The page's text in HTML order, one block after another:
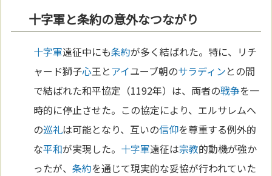
十字軍と条約の意外なつながり
十字軍遠征中にも条約が多く結ばれた。特に、リチ
ャード獅子心王とアイユーブ朝のサラディンとの間
で結ばれた和平協定（1192年）は、両者の戦争を一
時的に停止させた。この協定により、エルサレムへ
の巡礼は可能となり、互いの信仰を尊重する例外的
な平和が実現した。 十字軍遠征は宗教的動機が強か
ったが、条約を通じて現実的な妥協が行われていた